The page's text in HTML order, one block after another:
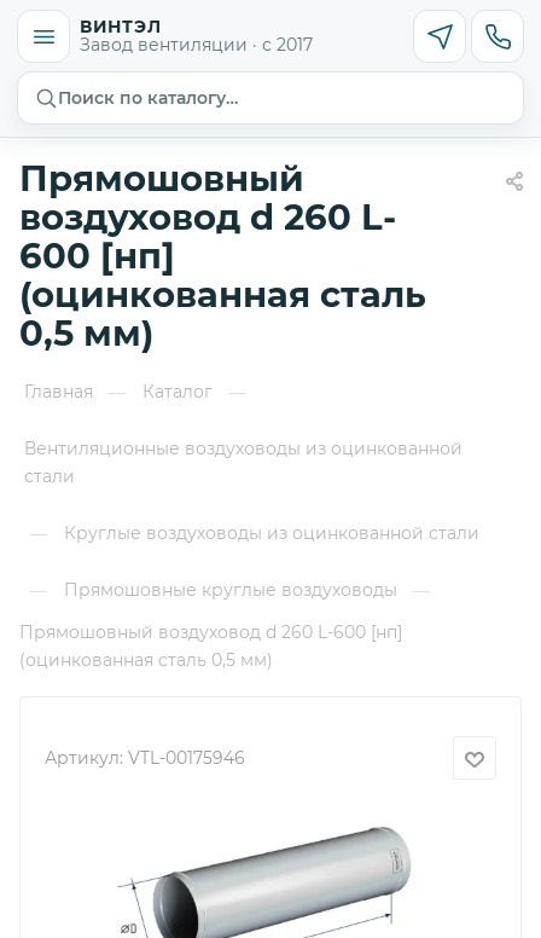
ВИНТЭЛ
Завод вентиляции · с 2017
Поиск по каталогу…
Прямошовный
воздуховод d 260 L-
600 [нп]
(оцинкованная сталь
0,5 мм)
Главная — Каталог —
Вентиляционные воздуховоды из оцинкованной
стали
— Круглые воздуховоды из оцинкованной стали
— Прямошовные круглые воздуховоды
—
Прямошовный воздуховод d 260 L-600 [нп]
(оцинкованная сталь 0,5 мм)
Артикул: VTL-00175946